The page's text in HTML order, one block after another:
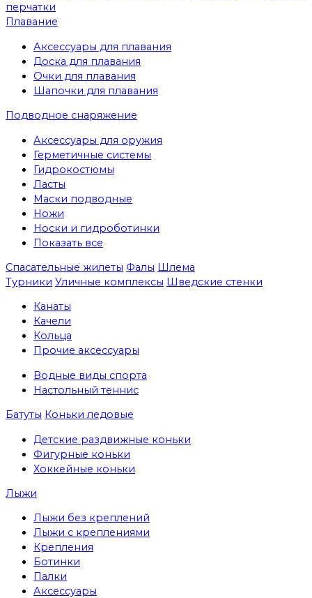
перчатки
Плавание
Аксессуары для плавания
Доска для плавания
Очки для плавания
Шапочки для плавания
Подводное снаряжение
Аксессуары для оружия
Герметичные системы
Гидрокостюмы
Ласты
Маски подводные
Ножи
Носки и гидроботинки
Показать все
Спасательные жилеты Фалы Шлема
Турники Уличные комплексы Шведские стенки
Канаты
Качели
Кольца
Прочие аксессуары
Водные виды спорта
Настольный теннис
Батуты Коньки ледовые
Детские раздвижные коньки
Фигурные коньки
Хоккейные коньки
Лыжи
Лыжи без креплений
Лыжи с креплениями
Крепления
Ботинки
Палки
Аксессуары